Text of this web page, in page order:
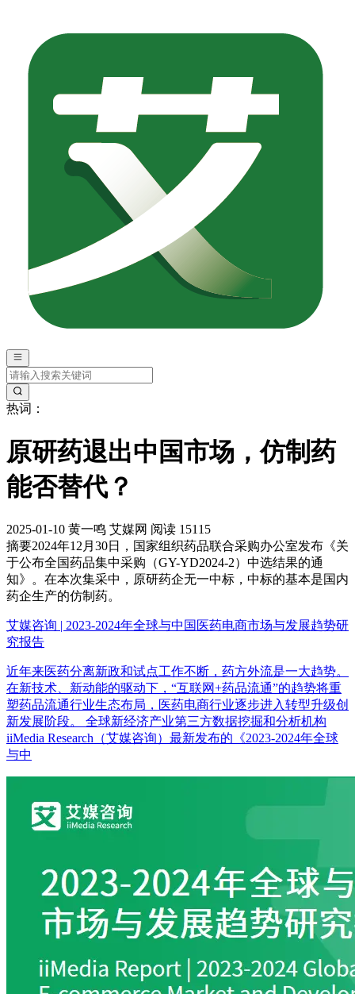
热词：
原研药退出中国市场，仿制药
能否替代？
2025-01-10 黄一鸣 艾媒网 阅读 15115
摘要2024年12月30日，国家组织药品联合采购办公室发布《关
于公布全国药品集中采购（GY-YD2024-2）中选结果的通
知》。在本次集采中，原研药企无一中标，中标的基本是国内
药企生产的仿制药。
艾媒咨询 | 2023-2024年全球与中国医药电商市场与发展趋势研
究报告
近年来医药分离新政和试点工作不断，药方外流是一大趋势。
在新技术、新动能的驱动下，“互联网+药品流通”的趋势将重
塑药品流通行业生态布局，医药电商行业逐步进入转型升级创
新发展阶段。 全球新经济产业第三方数据挖掘和分析机构
iiMedia Research（艾媒咨询）最新发布的《2023-2024年全球
与中